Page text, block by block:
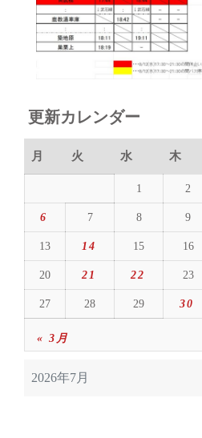
更新カレンダー
2026年7月
月 火 水 木
« 3月
1 2
6 7 8 9
13 14 15 16
20 21 22 23
27 28 29 30